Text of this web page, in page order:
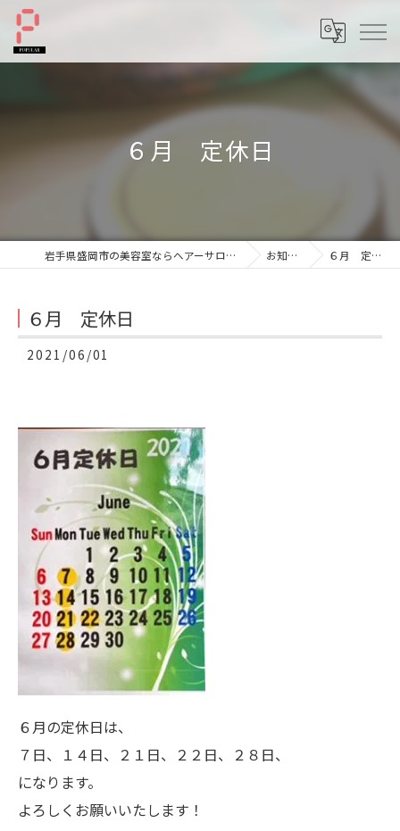
６月 定休日
岩手県盛岡市の美容室ならへアーサロンポプラル お知らせ ６月 定休日
６月 定休日
2021/06/01
６月の定休日は、
７日、１４日、２１日、２２日、２８日、
になります。
よろしくお願いいたします！